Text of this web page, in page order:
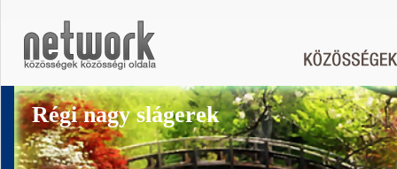
Régi nagy slágerek